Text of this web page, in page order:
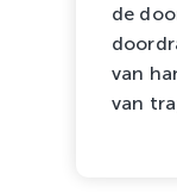
de
van
van